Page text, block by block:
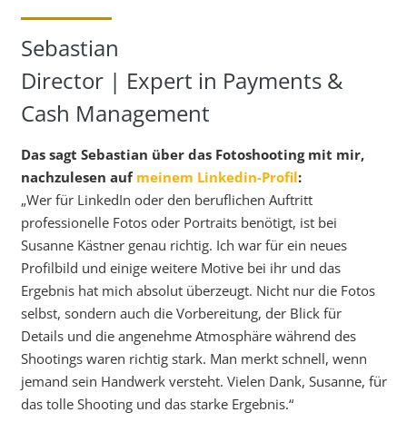
Sebastian
Director | Expert in Payments &
Cash Management
Das sagt Sebastian über das Fotoshooting mit mir,
nachzulesen auf meinem Linkedin-Profil:
„Wer für LinkedIn oder den beruflichen Auftritt
professionelle Fotos oder Portraits benötigt, ist bei
Susanne Kästner genau richtig. Ich war für ein neues
Profilbild und einige weitere Motive bei ihr und das
Ergebnis hat mich absolut überzeugt. Nicht nur die Fotos
selbst, sondern auch die Vorbereitung, der Blick für
Details und die angenehme Atmosphäre während des
Shootings waren richtig stark. Man merkt schnell, wenn
jemand sein Handwerk versteht. Vielen Dank, Susanne, für
das tolle Shooting und das starke Ergebnis.“